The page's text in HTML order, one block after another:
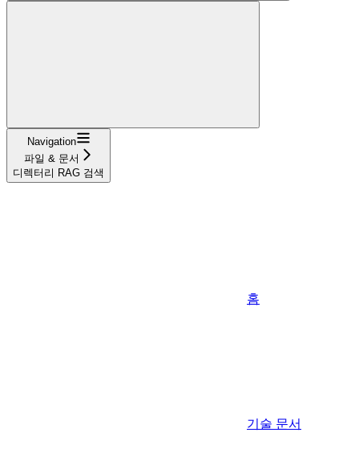
Navigation
파일 & 문서
디렉터리 RAG 검색
홈
기술 문서